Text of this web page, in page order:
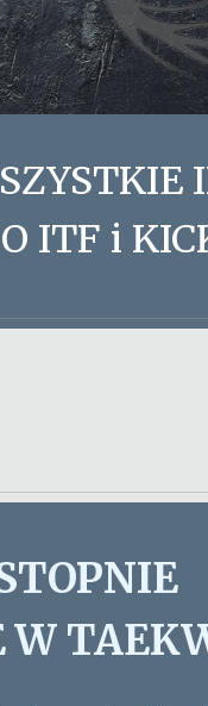
ITF i
W